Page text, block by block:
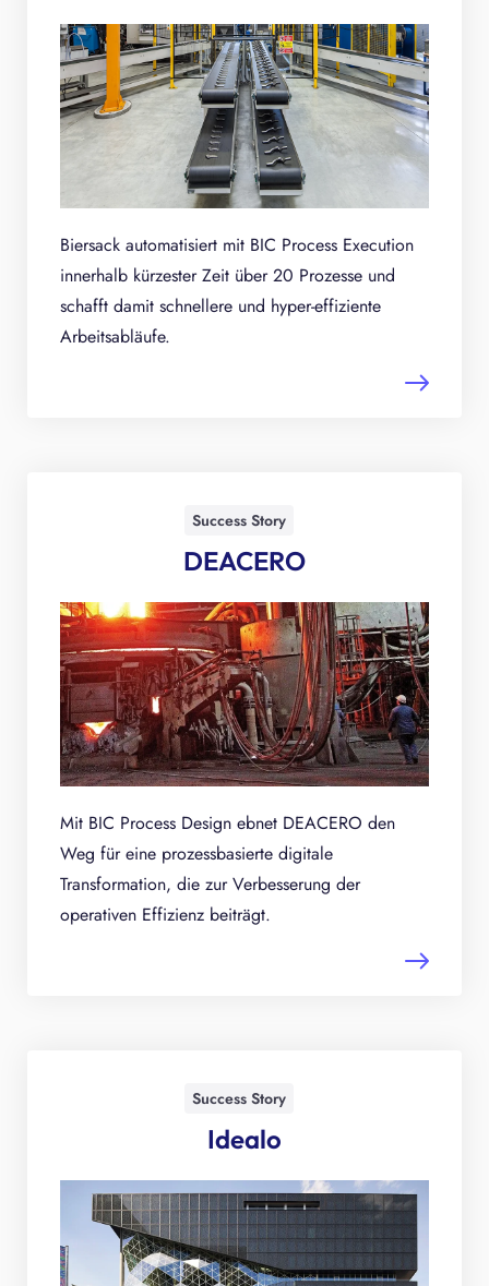
Biersack automatisiert mit BIC Process Execution
innerhalb kürzester Zeit über 20 Prozesse und
schafft damit schnellere und hyper-effiziente
Arbeitsabläufe.
Success Story
DEACERO
Mit BIC Process Design ebnet DEACERO den
Weg für eine prozessbasierte digitale
Transformation, die zur Verbesserung der
operativen Effizienz beiträgt.
Success Story
Idealo